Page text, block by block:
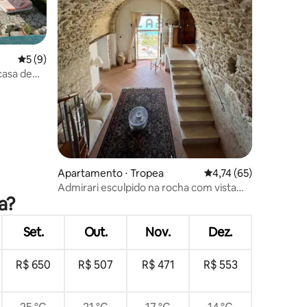
5 de uma avaliação média de 5, 9 avaliações
5 (9)
de
Apartamento ⋅ Tropea 4,74 de uma
4,74 (65)
Admirari esculpido na rocha com vista
Set. Out. Nov. Dez.
R$ 650 R$ 507 R$ 471 R$ 553